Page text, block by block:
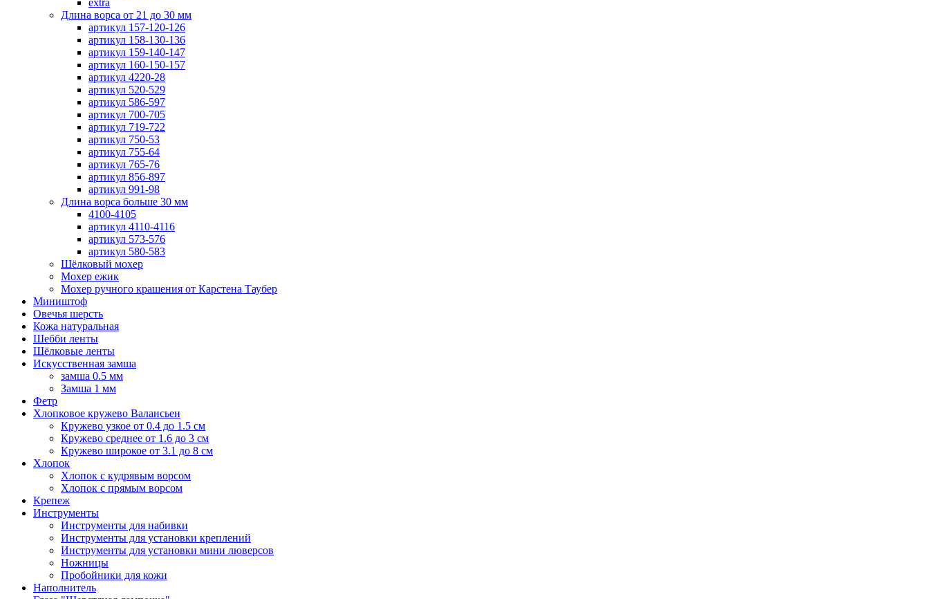
Длина ворса от 21 до 30 мм
артикул 157-120-126
артикул 158-130-136
артикул 159-140-147
артикул 160-150-157
артикул 4220-28
артикул 520-529
артикул 586-597
артикул 700-705
артикул 719-722
артикул 750-53
артикул 755-64
артикул 765-76
артикул 856-897
артикул 991-98
Длина ворса больше 30 мм
4100-4105
артикул 4110-4116
артикул 573-576
артикул 580-583
Шёлковый мохер
Мохер ежик
Мохер ручного крашения от Карстена Таубер
Миништоф
Овечья шерсть
Кожа натуральная
Шебби ленты
Шёлковые ленты
Искусственная замша
замша 0.5 мм
Замша 1 мм
Фетр
Хлопковое кружево Валансьен
Кружево узкое от 0.4 до 1.5 см
Кружево среднее от 1.6 до 3 см
Кружево широкое от 3.1 до 8 см
Хлопок
Хлопок с кудрявым ворсом
Хлопок с прямым ворсом
Крепеж
Инструменты
Инструменты для набивки
Инструменты для установки креплений
Инструменты для установки мини люверсов
Ножницы
Пробойники для кожи
Наполнитель